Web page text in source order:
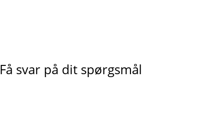
Få svar på dit spørgsmål